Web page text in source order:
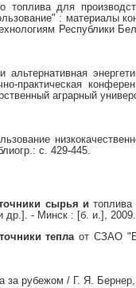
топлива для
: материалы
Республики
альтернативная
практическая
аграрный
с. 429-445.
сырья и
др.]. - Минск : [б. и.],
теплаот СЗАО
за рубежом / Г. Я.